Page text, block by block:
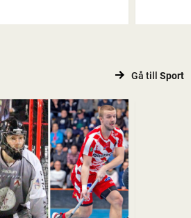
Gå till Sport